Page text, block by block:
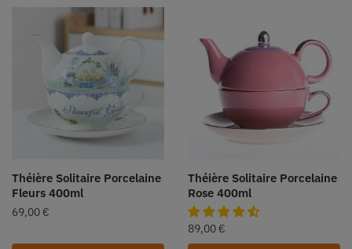
Théière Solitaire Porcelaine
Fleurs 400ml
69,00 €
Théière Solitaire Porcelaine
Rose 400ml
89,00 €